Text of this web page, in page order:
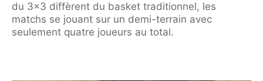
du 3×3 diffèrent du basket traditionnel, les
matchs se jouant sur un demi-terrain avec
seulement quatre joueurs au total.